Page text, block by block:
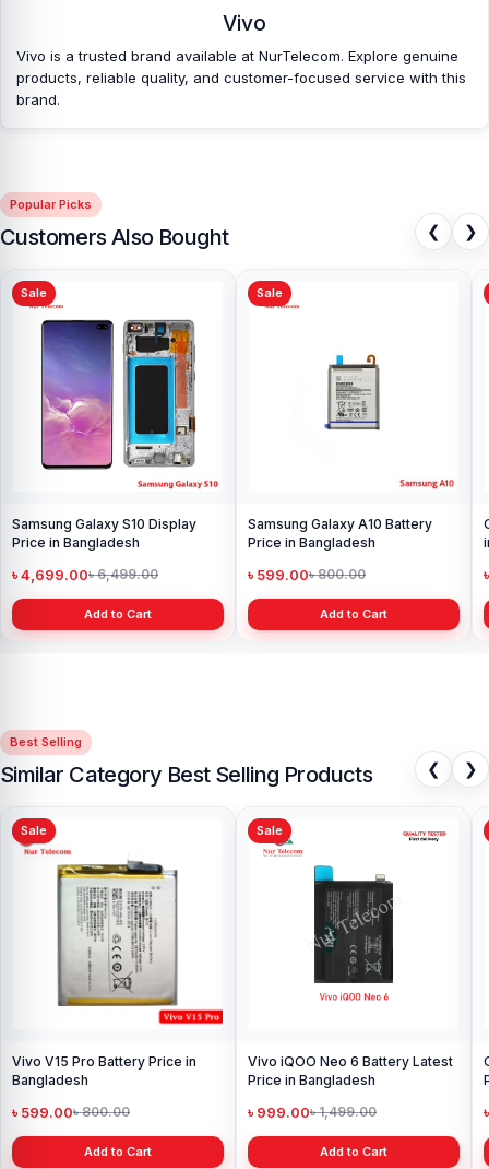
Vivo
Vivo is a trusted brand available at NurTelecom. Explore genuine
products, reliable quality, and customer-focused service with this
brand.
Popular Picks
Customers Also Bought ❮ ❯
Sale
Samsung Galaxy S10 Display
Price in Bangladesh
৳ 4,699.00৳ 6,499.00
Add to Cart
Sale
Samsung Galaxy A10 Battery
Price in Bangladesh
৳ 599.00৳ 800.00
Add to Cart
Best Selling
Similar Category Best Selling Products ❮ ❯
Sale
Vivo V15 Pro Battery Price in
Bangladesh
৳ 599.00৳ 800.00
Add to Cart
Sale
Vivo iQOO Neo 6 Battery Latest
Price in Bangladesh
৳ 999.00৳ 1,499.00
Add to Cart